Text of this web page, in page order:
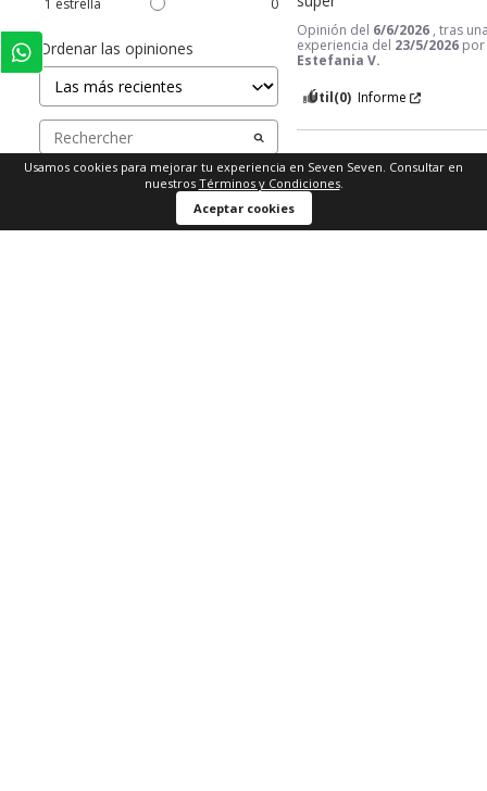
1 estrella 0
Ordenar las opiniones
Opinión del 6/6/2026 , tras
experiencia del 23/5/2026 por
Estefania V.
Útil(0) Informe
1
Usamos cookies para mejorar tu experiencia en Seven Seven. Consultar en
nuestros Términos y Condiciones.
Aceptar cookies